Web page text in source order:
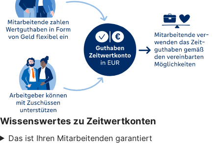
Wissenswertes zu Zeitwertkonten
Das ist Ihren Mitarbeitenden garantiert